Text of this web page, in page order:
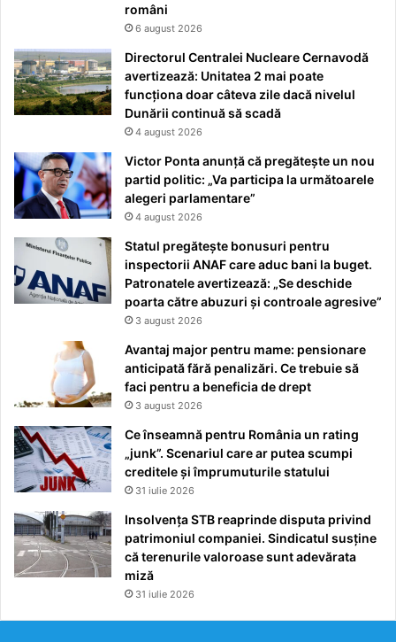
români
6 august 2026
Directorul Centralei Nucleare Cernavodă
avertizează: Unitatea 2 mai poate
funcționa doar câteva zile dacă nivelul
Dunării continuă să scadă
4 august 2026
Victor Ponta anunță că pregătește un nou
partid politic: „Va participa la următoarele
alegeri parlamentare”
4 august 2026
Statul pregătește bonusuri pentru
inspectorii ANAF care aduc bani la buget.
Patronatele avertizează: „Se deschide
poarta către abuzuri și controale agresive”
3 august 2026
Avantaj major pentru mame: pensionare
anticipată fără penalizări. Ce trebuie să
faci pentru a beneficia de drept
3 august 2026
Ce înseamnă pentru România un rating
„junk”. Scenariul care ar putea scumpi
creditele și împrumuturile statului
31 iulie 2026
Insolvența STB reaprinde disputa privind
patrimoniul companiei. Sindicatul susține
că terenurile valoroase sunt adevărata
miză
31 iulie 2026